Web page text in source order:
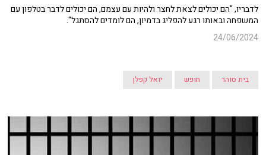
לדבריו, "הם יכולים לצאת לחצר ולהיות עם עצמם, הם יכולים לדבר בטלפון עם
המשפחה ובאותו רגע להפליג בדמיון, הם לומדים להסתגל".
24/06/2024
בית סוהר חופש יואל קפלן